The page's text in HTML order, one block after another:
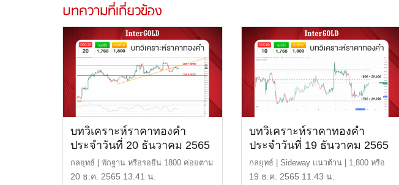
บทความที่เกี่ยวข้อง
บทวิเคราะห์ราคาทองคำ
ประจำวันที่ 20 ธันวาคม 2565
กลยุทธ์ | พักฐาน หรือรอยืน 1800 ค่อยตาม
แนวต้าน | 1,800 […]
20 ธ.ค. 2565 13.41 น.
บทวิเคราะห์ราคาทองคำ
ประจำวันที่ 19 ธันวาคม 2565
กลยุทธ์ | Sideway แนวต้าน | 1,800 หรือ
29,600 บาท แนวรั […]
19 ธ.ค. 2565 11.43 น.